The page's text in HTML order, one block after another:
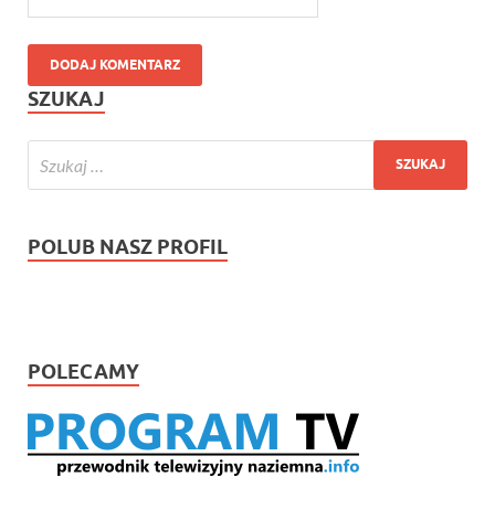
SZUKAJ
POLUB NASZ PROFIL
POLECAMY